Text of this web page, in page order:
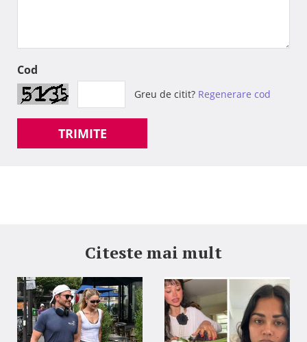
Cod
Greu de citit? Regenerare cod
TRIMITE
Citeste mai mult